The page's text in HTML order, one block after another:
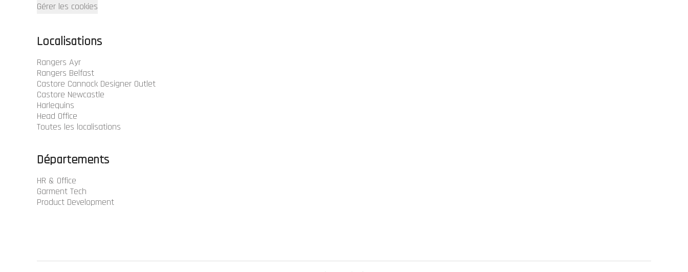
Gérer les cookies
Localisations
Rangers Ayr
Rangers Belfast
Castore Cannock Designer Outlet
Castore Newcastle
Harlequins
Head Office
Toutes les localisations
Départements
HR & Office
Garment Tech
Product Development